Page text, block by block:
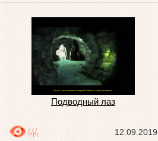
Подводный лаз
12.09.2019
444